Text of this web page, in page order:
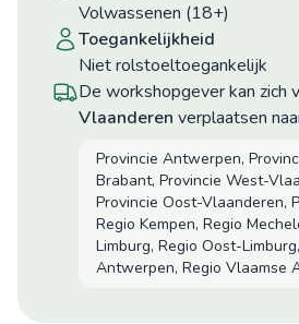
Volwassenen (18+)
toegankelijkheid
niet rolstoeltoegankelijk
De workshopgever kan zich
Vlaanderen verplaatsen
Provincie Antwerpen,
Brabant, Provincie West-
Provincie Oost-Vlaanderen,
Regio Kempen, Regio
Limburg, Regio Oost-
Antwerpen, Regio Vlaamse